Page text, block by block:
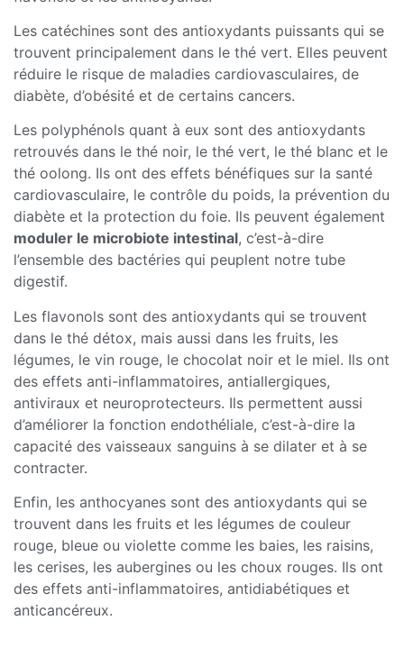
Les catéchines sont des antioxydants puissants qui se
trouvent principalement dans le thé vert. Elles peuvent
réduire le risque de maladies cardiovasculaires, de
diabète, d’obésité et de certains cancers.
Les polyphénols quant à eux sont des antioxydants
retrouvés dans le thé noir, le thé vert, le thé blanc et le
thé oolong. Ils ont des effets bénéfiques sur la santé
cardiovasculaire, le contrôle du poids, la prévention du
diabète et la protection du foie. Ils peuvent également
moduler le microbiote intestinal, c’est-à-dire
l’ensemble des bactéries qui peuplent notre tube
digestif.
Les flavonols sont des antioxydants qui se trouvent
dans le thé détox, mais aussi dans les fruits, les
légumes, le vin rouge, le chocolat noir et le miel. Ils ont
des effets anti-inflammatoires, antiallergiques,
antiviraux et neuroprotecteurs. Ils permettent aussi
d’améliorer la fonction endothéliale, c’est-à-dire la
capacité des vaisseaux sanguins à se dilater et à se
contracter.
Enfin, les anthocyanes sont des antioxydants qui se
trouvent dans les fruits et les légumes de couleur
rouge, bleue ou violette comme les baies, les raisins,
les cerises, les aubergines ou les choux rouges. Ils ont
des effets anti-inflammatoires, antidiabétiques et
anticancéreux.